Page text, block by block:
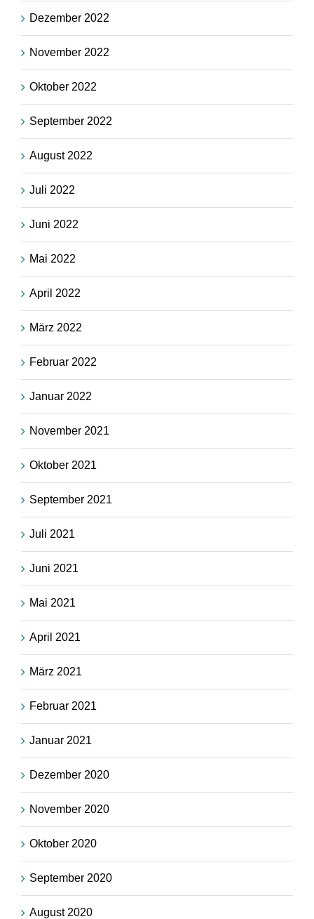
Dezember 2022
November 2022
Oktober 2022
September 2022
August 2022
Juli 2022
Juni 2022
Mai 2022
April 2022
März 2022
Februar 2022
Januar 2022
November 2021
Oktober 2021
September 2021
Juli 2021
Juni 2021
Mai 2021
April 2021
März 2021
Februar 2021
Januar 2021
Dezember 2020
November 2020
Oktober 2020
September 2020
August 2020